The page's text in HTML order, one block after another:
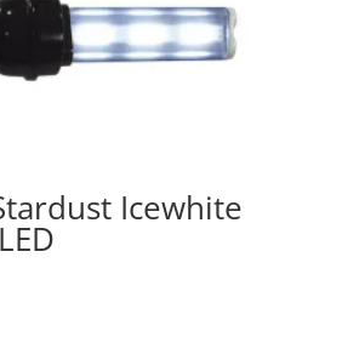
Icewhite